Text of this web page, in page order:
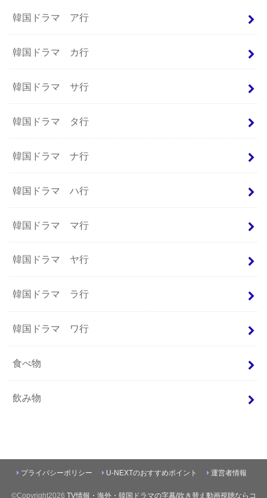
韓国ドラマ ア行
韓国ドラマ カ行
韓国ドラマ サ行
韓国ドラマ タ行
韓国ドラマ ナ行
韓国ドラマ ハ行
韓国ドラマ マ行
韓国ドラマ ヤ行
韓国ドラマ ラ行
韓国ドラマ ワ行
食べ物
飲み物
プライバシーポリシー U-NEXTのおすすめポイント 運営者情報
©Copyright2026 TV情報・海外・韓国ドラマの字幕/吹き替え動画視聴ならコ